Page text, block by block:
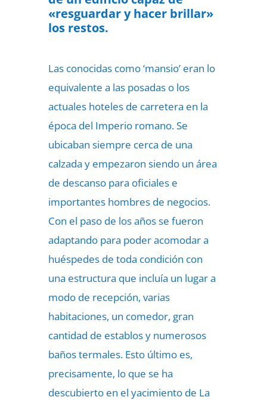
«resguardar y hacer brillar»
los restos.
Las conocidas como ‘mansio’ eran lo
equivalente a las posadas o los
actuales hoteles de carretera en la
época del Imperio romano. Se
ubicaban siempre cerca de una
calzada y empezaron siendo un área
de descanso para oficiales e
importantes hombres de negocios.
Con el paso de los años se fueron
adaptando para poder acomodar a
huéspedes de toda condición con
una estructura que incluía un lugar a
modo de recepción, varias
habitaciones, un comedor, gran
cantidad de establos y numerosos
baños termales. Esto último es,
precisamente, lo que se ha
descubierto en el yacimiento de La